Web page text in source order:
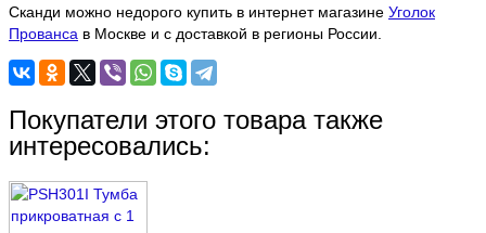
Сканди можно недорого купить в интернет магазине Уголок
Прованса в Москве и с доставкой в регионы России.
Покупатели этого товара также
интересовались: